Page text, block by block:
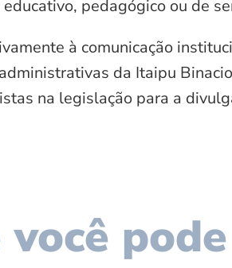
pedagógico ou de
à comunicação
da Itaipu
na legislação para a